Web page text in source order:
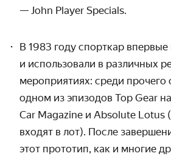
— John Player Specials.
В 1983 году спорткар впервые
и использовали в различных
мероприятиях: среди прочего
одном из эпизодов Top Gear
Car Magazine и Absolute Lotus
входят в лот). После
этот прототип, как и многие